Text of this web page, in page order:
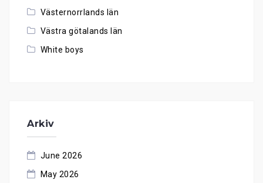
Västernorrlands län
Västra götalands län
White boys
Arkiv
June 2026
May 2026